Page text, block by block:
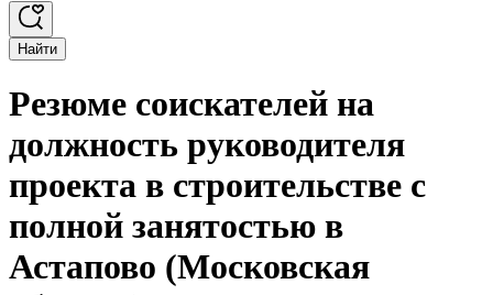
Найти
Резюме соискателей на
должность руководителя
проекта в строительстве с
полной занятостью в
Астапово (Московская